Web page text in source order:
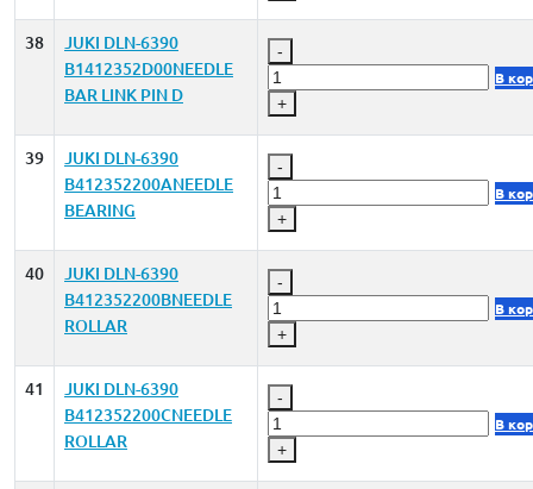
38
JUKI DLN-6390
B1412352D00NEEDLE
BAR LINK PIN D
-
+
В
39
JUKI DLN-6390
B412352200ANEEDLE
BEARING
-
+
В
40
JUKI DLN-6390
B412352200BNEEDLE
ROLLAR
-
+
В
41
JUKI DLN-6390
B412352200CNEEDLE
ROLLAR
-
+
В